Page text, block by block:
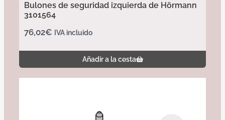
Bulones de seguridad izquierda de Hörmann
3101564
76,02€ IVA incluido
Añadir a la cesta